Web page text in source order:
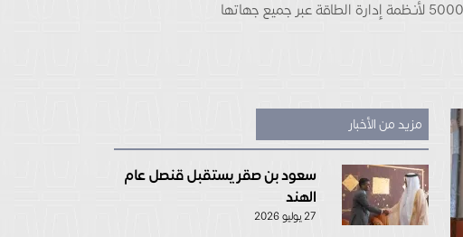
مزيد من الأخبار
سعود بن صقر يستقبل قنصل عام
الهند
27 يوليو 2026